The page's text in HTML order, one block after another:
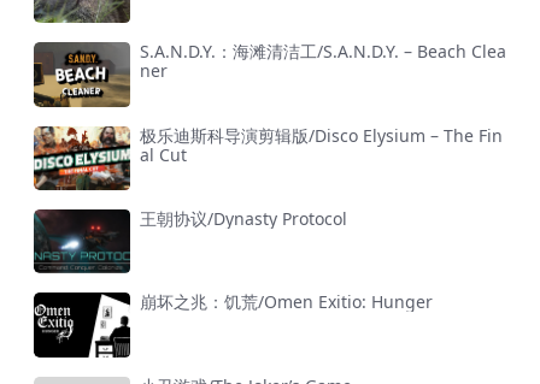
S.A.N.D.Y.：海滩清洁工/S.A.N.D.Y. – Beach Clea
ner
极乐迪斯科导演剪辑版/Disco Elysium – The Fin
al Cut
王朝协议/Dynasty Protocol
崩坏之兆：饥荒/Omen Exitio: Hunger